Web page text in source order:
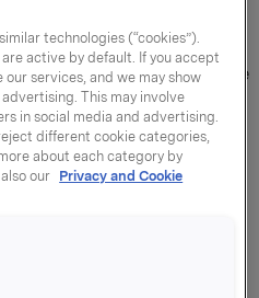
av deilig mozzarella fra Tine
Bacon &
ny pizzaserie med luftig,
technologies (“cookies”).
active by default. If you accept
services, and we may show
This may involve
in social media and advertising.
different cookie categories,
about each category by
our
Privacy and Cookie